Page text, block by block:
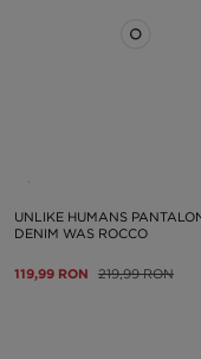
UNLIKE HUMANS
DENIM WAS ROCCO
119,99 RON 219,99 RON